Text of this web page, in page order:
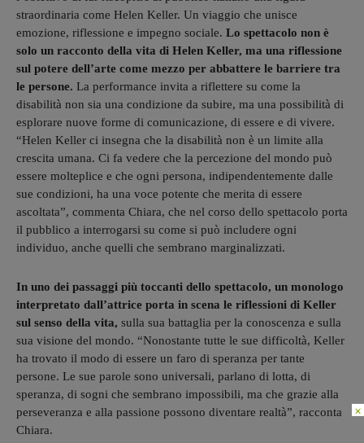
straordinaria come Helen Keller. Un viaggio che unisce
emozione, riflessione e impegno sociale. Lo spettacolo non è
solo un racconto della vita di Helen Keller, ma una riflessione
sul potere dell’arte come mezzo per abbattere le barriere tra
le persone. La performance invita a riflettere su come la
disabilità non sia una condizione da subire, ma una possibilità di
esplorare nuove forme di comunicazione, di essere e di vivere.
“Helen Keller ci insegna che la disabilità non è un limite alla
crescita umana. Ci fa vedere che la percezione del mondo può
essere molteplice e che ogni persona, indipendentemente dalle
sue condizioni, ha una voce potente che merita di essere
ascoltata”, commenta Chiara, che nel corso dello spettacolo porta
il pubblico a interrogarsi su come si può includere ogni
individuo, anche quelli che sembrano marginalizzati.
In uno dei passaggi più toccanti dello spettacolo, un monologo
interpretato dall’attrice porta in scena le riflessioni di Keller
sul senso della vita, sulla sua battaglia per la conoscenza e sulla
sua visione del mondo. “Nonostante tutte le sue difficoltà, Keller
ha trovato il modo di essere un faro di speranza per tante
persone. Le sue parole sono universali, parlano di lotta, di
speranza, di sogni che sembrano impossibili, ma che grazie alla
perseveranza e alla passione possono diventare realtà”, racconta
Chiara.
×